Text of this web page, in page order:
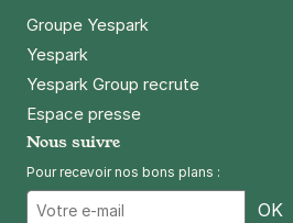
Groupe Yespark
Yespark
Yespark Group recrute
Espace presse
Nous suivre
Pour recevoir nos bons plans :
OK